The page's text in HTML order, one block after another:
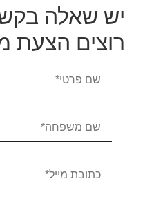
יש שאלה
רוצים הצעת